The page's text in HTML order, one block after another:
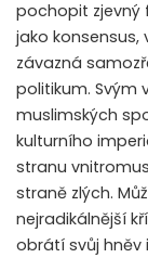
pochopit zjevný
jako
závazná
politikum. Svým
muslimských
kulturního
stranu
straně zlých.
nejradikálnější
obrátí svůj hněv